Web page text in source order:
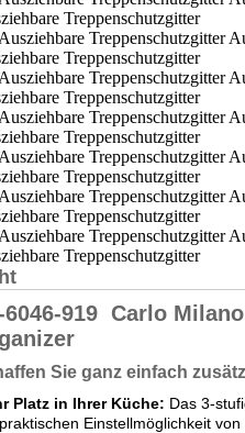
6046-919 Carlo
Sie ganz einfach
Platz in Ihrer Küche: Das 3-
Einstellmöglichkeit